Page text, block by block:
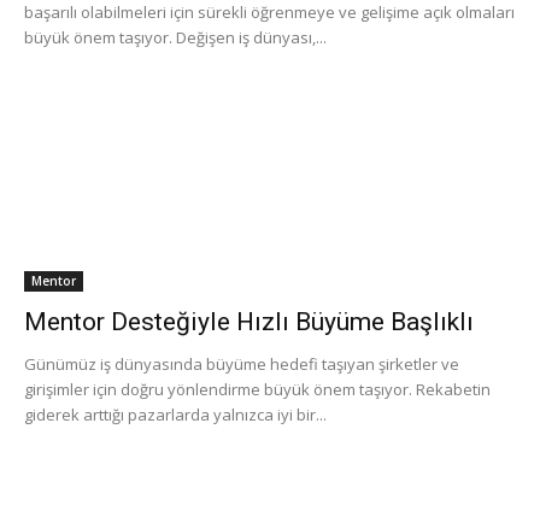
başarılı olabilmeleri için sürekli öğrenmeye ve gelişime açık olmaları
büyük önem taşıyor. Değişen iş dünyası,...
Mentor
Mentor Desteğiyle Hızlı Büyüme Başlıklı
Günümüz iş dünyasında büyüme hedefi taşıyan şirketler ve
girişimler için doğru yönlendirme büyük önem taşıyor. Rekabetin
giderek arttığı pazarlarda yalnızca iyi bir...